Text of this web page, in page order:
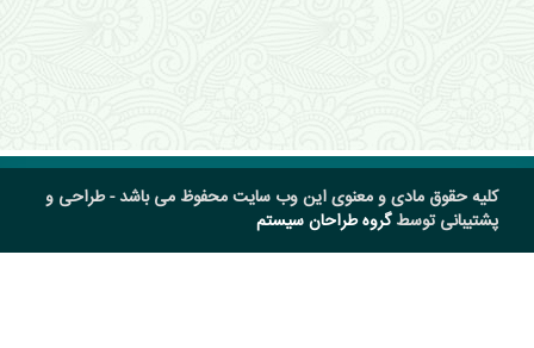
کلیه حقوق مادی و معنوی این وب سایت محفوظ می باشد - طراحی و
پشتیبانی توسطگروه طراحان سیستم